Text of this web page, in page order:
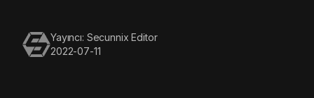
Yayıncı: Secunnix Editor
2022-07-11